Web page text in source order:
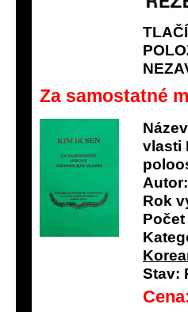
Za samostatné
vlasti
Autor:
Rok
Stav: